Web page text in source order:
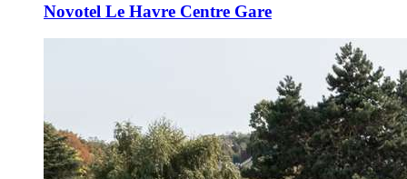
Novotel Le Havre Centre Gare